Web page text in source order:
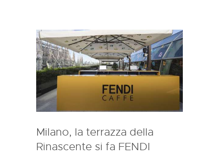
Milano, la terrazza della
Rinascente si fa FENDI